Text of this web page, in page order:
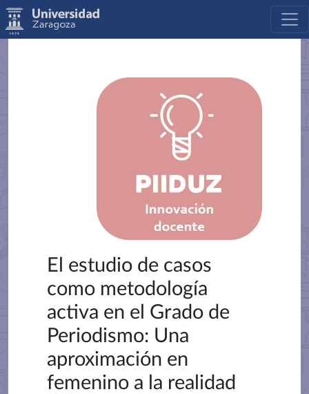
El estudio de casos
como metodología
activa en el Grado de
Periodismo: Una
aproximación en
femenino a la realidad